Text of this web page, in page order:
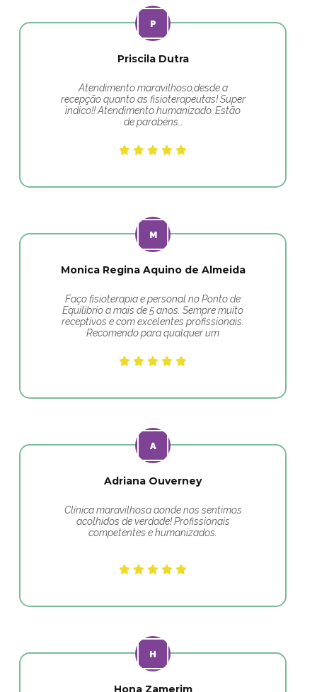
Priscila Dutra
Atendimento maravilhoso,desde a
recepção quanto as fisioterapeutas! Super
indico!! Atendimento humanizado. Estão
de parabéns…
Monica Regina Aquino de Almeida
Faço fisioterapia e personal no Ponto de
Equilibrio a mais de 5 anos. Sempre muito
receptivos e com excelentes profissionais.
Recomendo para qualquer um
Adriana Ouverney
Clínica maravilhosa aonde nos sentimos
acolhidos de verdade! Profissionais
competentes e humanizados.
Hona Zamerim